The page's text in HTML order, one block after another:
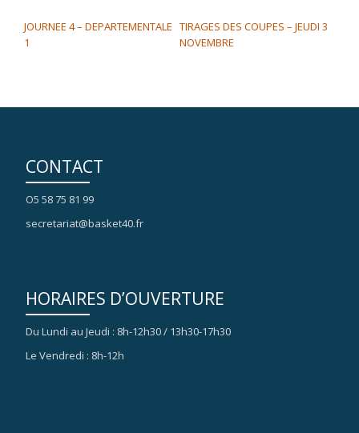
JOURNEE 4 – DEPARTEMENTALE
1
TIRAGES DES COUPES – JEUDI 3
NOVEMBRE
CONTACT
O5 58 75 81 99
secretariat@basket40.fr
HORAIRES D’OUVERTURE
Du Lundi au Jeudi : 8h-12h30 / 13h30-17h30
Le Vendredi : 8h-12h